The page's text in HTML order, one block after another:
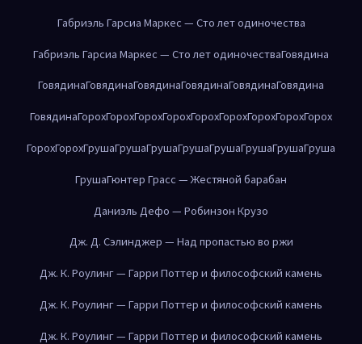
Габриэль Гарсиа Маркес — Сто лет одиночества
Габриэль Гарсиа Маркес — Сто лет одиночестваГовядина
ГовядинаГовядинаГовядинаГовядинаГовядинаГовядина
ГовядинаГорохГорохГорохГорохГорохГорохГорохГорохГорох
ГорохГорохГрушаГрушаГрушаГрушаГрушаГрушаГрушаГруша
ГрушаГюнтер Грасс — Жестяной барабан
Даниэль Дефо — Робинзон Крузо
Дж. Д. Сэлинджер — Над пропастью во ржи
Дж. К. Роулинг — Гарри Поттер и философский камень
Дж. К. Роулинг — Гарри Поттер и философский камень
Дж. К. Роулинг — Гарри Поттер и философский камень